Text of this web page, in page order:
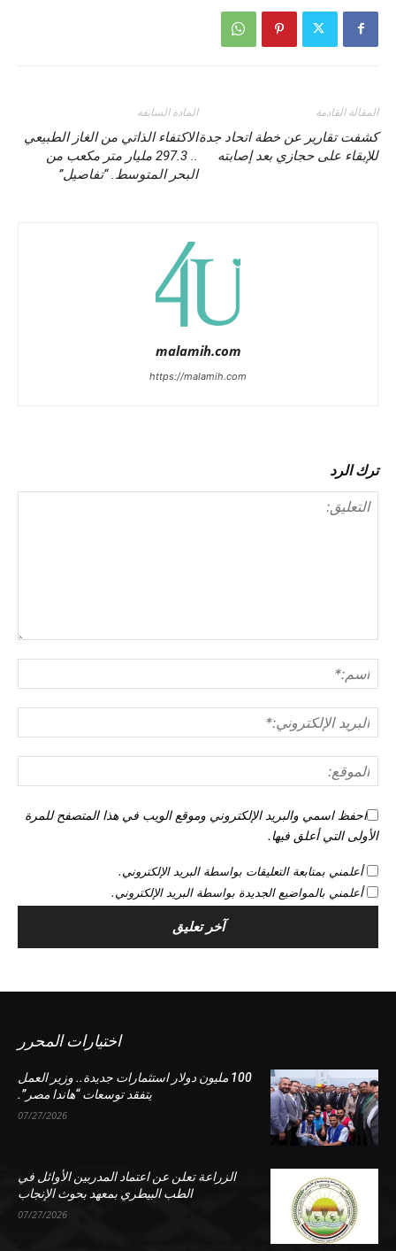
المادة السابقة
الاكتفاء الذاتي من الغاز الطبيعي
.. 297.3 مليار متر مكعب من
البحر المتوسط. “تفاصيل”
المقالة القادمة
كشفت تقارير عن خطة اتحاد جدة
للإبقاء على حجازي بعد إصابته
malamih.com
https://malamih.com
ترك الرد
احفظ اسمي والبريد الإلكتروني وموقع الويب في هذا المتصفح للمرة
الأولى التي أعلق فيها.
أعلمني بمتابعة التعليقات بواسطة البريد الإلكتروني.
أعلمني بالمواضيع الجديدة بواسطة البريد الإلكتروني.
اختيارات المحرر
100 مليون دولار استثمارات جديدة.. وزير العمل
يتفقد توسعات “هاندا مصر”.
07/27/2026
الزراعة تعلن عن اعتماد المدربين الأوائل في
الطب البيطري بمعهد بحوث الإنجاب
07/27/2026